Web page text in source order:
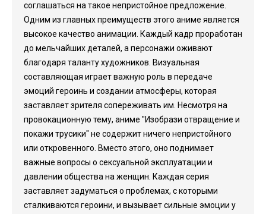
соглашаться на такое непристойное предложение.
Одним из главных преимуществ этого аниме является
высокое качество анимации. Каждый кадр проработан
до мельчайших деталей, а персонажи оживают
благодаря таланту художников. Визуальная
составляющая играет важную роль в передаче
эмоций героинь и создании атмосферы, которая
заставляет зрителя сопереживать им. Несмотря на
провокационную тему, аниме "Изобрази отвращение и
покажи трусики" не содержит ничего непристойного
или откровенного. Вместо этого, оно поднимает
важные вопросы о сексуальной эксплуатации и
давлении общества на женщин. Каждая серия
заставляет задуматься о проблемах, с которыми
сталкиваются героини, и вызывает сильные эмоции у